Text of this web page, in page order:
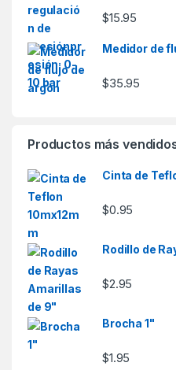
$15.95
Medidor de
$35.95
Productos más
Cinta de
$0.95
Rodillo de
$2.95
Brocha 1"
$1.95